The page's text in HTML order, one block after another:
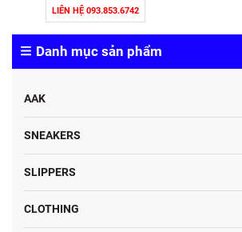
Danh mục sản phẩm
AAK
SNEAKERS
SLIPPERS
CLOTHING
LIÊN HỆ 093.853.6742